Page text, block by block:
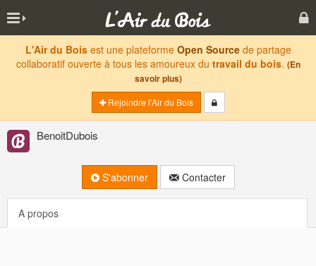
L'Air du Boisest une plateforme Open Sourcede partage
collaboratif ouverte à tous les amoureux du travail du bois. (En
savoir plus)
Rejoindre l'Air du Bois
BenoitDubois
S'abonner Contacter
A propos